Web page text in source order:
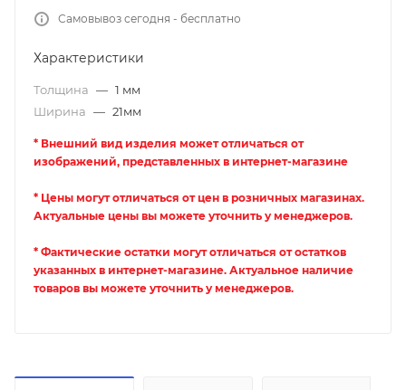
Самовывоз сегодня - бесплатно
Характеристики
Толщина — 1 мм
Ширина — 21мм
* Внешний вид изделия может отличаться от
изображений, представленных в интернет-магазине
* Цены могут отличаться от цен в розничных магазинах.
Актуальные цены вы можете уточнить у менеджеров.
* Фактические остатки могут отличаться от остатков
указанных в интернет-магазине. Актуальное наличие
товаров вы можете уточнить у менеджеров.